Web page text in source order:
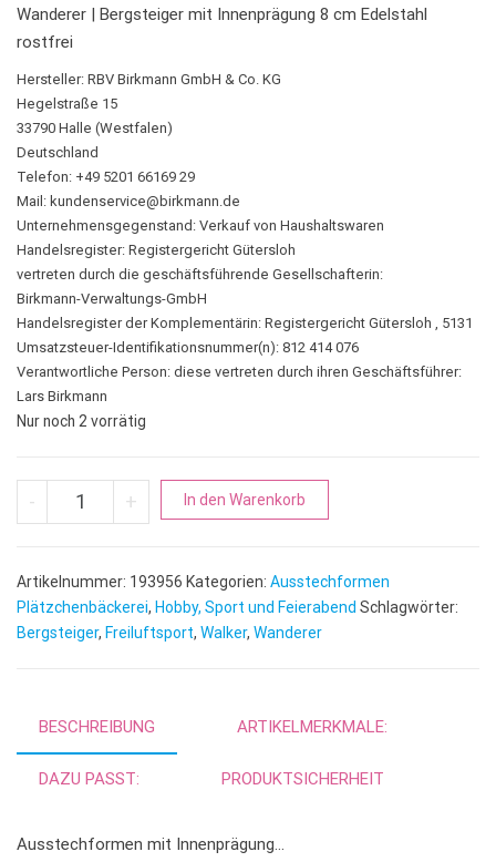
Wanderer | Bergsteiger mit Innenprägung 8 cm Edelstahl
rostfrei
Hersteller: RBV Birkmann GmbH & Co. KG
Hegelstraße 15
33790 Halle (Westfalen)
Deutschland
Telefon: +49 5201 66169 29
Mail: kundenservice@birkmann.de
Unternehmensgegenstand: Verkauf von Haushaltswaren
Handelsregister: Registergericht Gütersloh
vertreten durch die geschäftsführende Gesellschafterin:
Birkmann-Verwaltungs-GmbH
Handelsregister der Komplementärin: Registergericht Gütersloh , 5131
Umsatzsteuer-Identifikationsnummer(n): 812 414 076
Verantwortliche Person: diese vertreten durch ihren Geschäftsführer:
Lars Birkmann
Nur noch 2 vorrätig
- Wanderer | Bergsteiger mit Innenprägung Menge
+ In den Warenkorb
e
r
e
Artikelnummer: 193956 Kategorien: Ausstechformen
Plätzchenbäckerei, Hobby, Sport und Feierabend Schlagwörter:
Bergsteiger, Freiluftsport, Walker, Wanderer
BESCHREIBUNG ARTIKELMERKMALE:
DAZU PASST: PRODUKTSICHERHEIT
Ausstechformen mit Innenprägung…